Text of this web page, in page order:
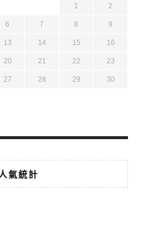
1 2
6 7 8 9
13 14 15 16
20 21 22 23
27 28 29 30
氣統計